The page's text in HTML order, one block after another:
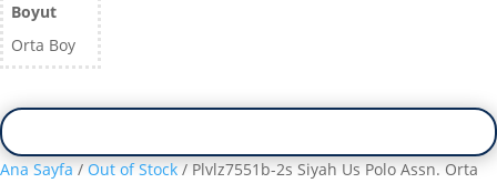
Boyut
Orta Boy
Ana Sayfa/Out of Stock/ Plvlz7551b-2s Siyah Us Polo Assn. Orta